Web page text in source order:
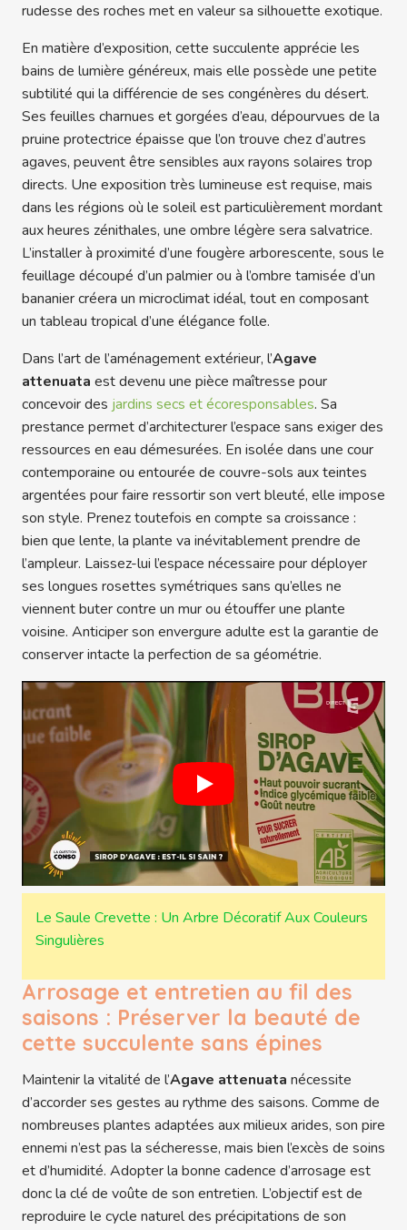
rudesse des roches met en valeur sa silhouette exotique.
En matière d’exposition, cette succulente apprécie les
bains de lumière généreux, mais elle possède une petite
subtilité qui la différencie de ses congénères du désert.
Ses feuilles charnues et gorgées d’eau, dépourvues de la
pruine protectrice épaisse que l’on trouve chez d’autres
agaves, peuvent être sensibles aux rayons solaires trop
directs. Une exposition très lumineuse est requise, mais
dans les régions où le soleil est particulièrement mordant
aux heures zénithales, une ombre légère sera salvatrice.
L’installer à proximité d’une fougère arborescente, sous le
feuillage découpé d’un palmier ou à l’ombre tamisée d’un
bananier créera un microclimat idéal, tout en composant
un tableau tropical d’une élégance folle.
Dans l’art de l’aménagement extérieur, l’Agave
attenuata est devenu une pièce maîtresse pour
concevoir des jardins secs et écoresponsables. Sa
prestance permet d’architecturer l’espace sans exiger des
ressources en eau démesurées. En isolée dans une cour
contemporaine ou entourée de couvre-sols aux teintes
argentées pour faire ressortir son vert bleuté, elle impose
son style. Prenez toutefois en compte sa croissance :
bien que lente, la plante va inévitablement prendre de
l’ampleur. Laissez-lui l’espace nécessaire pour déployer
ses longues rosettes symétriques sans qu’elles ne
viennent buter contre un mur ou étouffer une plante
voisine. Anticiper son envergure adulte est la garantie de
conserver intacte la perfection de sa géométrie.
Le Saule Crevette : Un Arbre Décoratif Aux Couleurs
Singulières
Arrosage et entretien au fil des
saisons : Préserver la beauté de
cette succulente sans épines
Maintenir la vitalité de l’Agave attenuata nécessite
d’accorder ses gestes au rythme des saisons. Comme de
nombreuses plantes adaptées aux milieux arides, son pire
ennemi n’est pas la sécheresse, mais bien l’excès de soins
et d’humidité. Adopter la bonne cadence d’arrosage est
donc la clé de voûte de son entretien. L’objectif est de
reproduire le cycle naturel des précipitations de son